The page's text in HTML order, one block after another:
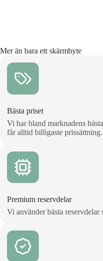
Mer än bara ett skärmbyte
Bästa priset
Vi har bland marknadens
får alltid billigaste prissättning.
Premium reservdelar
Vi använder bästa